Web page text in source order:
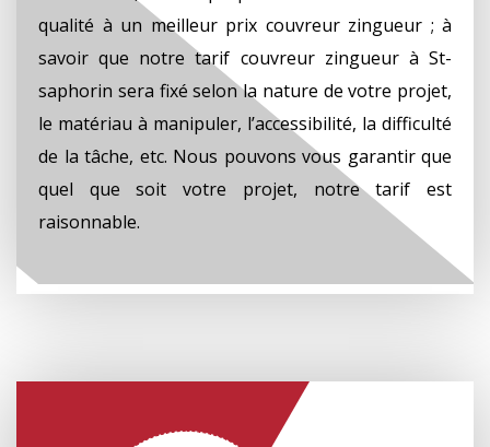
qualité à un meilleur prix couvreur zingueur ; à
savoir que notre tarif couvreur zingueur à St-
saphorin sera fixé selon la nature de votre projet,
le matériau à manipuler, l’accessibilité, la difficulté
de la tâche, etc. Nous pouvons vous garantir que
quel que soit votre projet, notre tarif est
raisonnable.